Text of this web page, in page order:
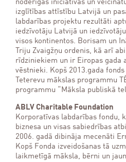
noderīgas iniciatīvas un
izglītības attīstību Latvijā un
labdarības projektu rezultāti
iedzīvotāju Latvijā un
visos kontinentos. Borisam un
Triju Zvaigžņu ordenis, kā arī
rīdziniekiem un ir Eiropas gada
vēstnieki. Kopš 2013.gada
Teterevu mākslas programmu
programmu “Māksla publiskā
ABLV Charitable Foundation
Korporatīvas labdarības fondu,
biznesa un visas sabiedrības
2006. gadā dibināja mecenāti
Kopš Fonda izveidošanas tā
laikmetīgā māksla, bērni un